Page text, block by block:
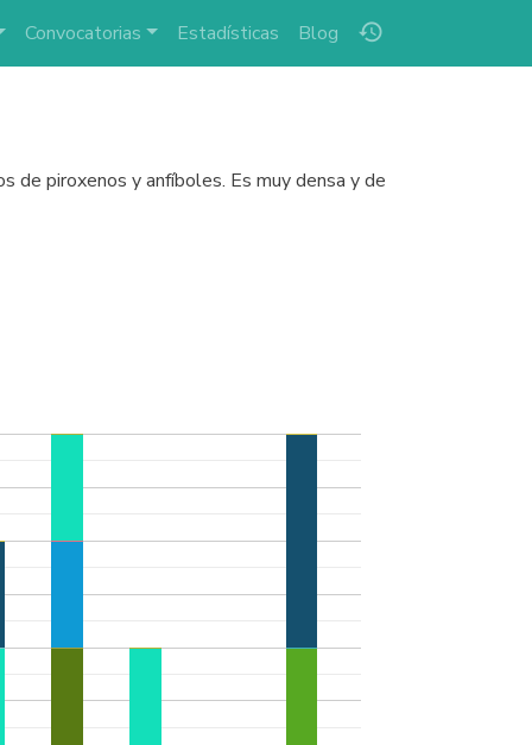
history
Convocatorias Estadísticas Blog
de piroxenos y anfíboles. Es muy densa y de